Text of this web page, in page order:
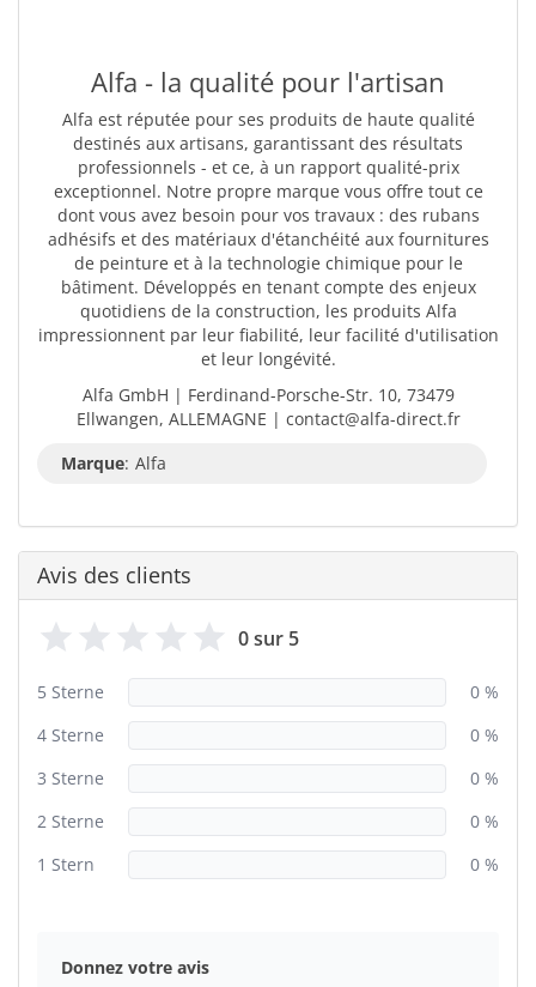
Alfa - la qualité pour l'artisan
Alfa est réputée pour ses produits de haute qualité
destinés aux artisans, garantissant des résultats
professionnels - et ce, à un rapport qualité-prix
exceptionnel. Notre propre marque vous offre tout ce
dont vous avez besoin pour vos travaux : des rubans
adhésifs et des matériaux d'étanchéité aux fournitures
de peinture et à la technologie chimique pour le
bâtiment. Développés en tenant compte des enjeux
quotidiens de la construction, les produits Alfa
impressionnent par leur fiabilité, leur facilité d'utilisation
et leur longévité.
Alfa GmbH | Ferdinand-Porsche-Str. 10, 73479
Ellwangen, ALLEMAGNE | contact@alfa-direct.fr
Marque: Alfa
Avis des clients
0 sur 5
5 Sterne
0 %
4 Sterne
0 %
3 Sterne
0 %
2 Sterne
0 %
1 Stern
0 %
Donnez votre avis